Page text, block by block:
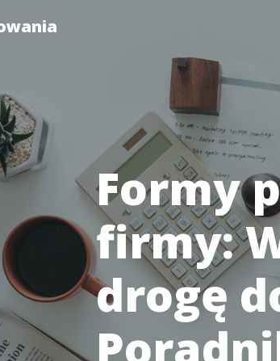
Formy
firmy:
drogę